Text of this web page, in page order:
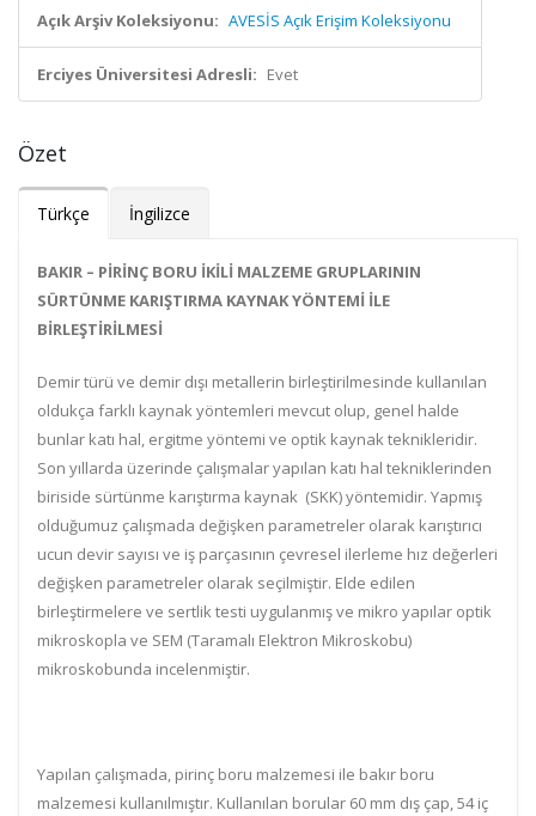
Açık Arşiv Koleksiyonu: AVESİS Açık Erişim Koleksiyonu
Erciyes Üniversitesi Adresli: Evet
Özet
Türkçe İngilizce
BAKIR – PİRİNÇ BORU İKİLİ MALZEME GRUPLARININ
SÜRTÜNME KARIŞTIRMA KAYNAK YÖNTEMİ İLE
BİRLEŞTİRİLMESİ
Demir türü ve demir dışı metallerin birleştirilmesinde kullanılan
oldukça farklı kaynak yöntemleri mevcut olup, genel halde
bunlar katı hal, ergitme yöntemi ve optik kaynak teknikleridir.
Son yıllarda üzerinde çalışmalar yapılan katı hal tekniklerinden
biriside sürtünme karıştırma kaynak (SKK) yöntemidir. Yapmış
olduğumuz çalışmada değişken parametreler olarak karıştırıcı
ucun devir sayısı ve iş parçasının çevresel ilerleme hız değerleri
değişken parametreler olarak seçilmiştir. Elde edilen
birleştirmelere ve sertlik testi uygulanmış ve mikro yapılar optik
mikroskopla ve SEM (Taramalı Elektron Mikroskobu)
mikroskobunda incelenmiştir.
Yapılan çalışmada, pirinç boru malzemesi ile bakır boru
malzemesi kullanılmıştır. Kullanılan borular 60 mm dış çap, 54 iç